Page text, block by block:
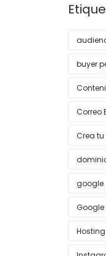
buyer
Correo
Crea tu
google
Hosting